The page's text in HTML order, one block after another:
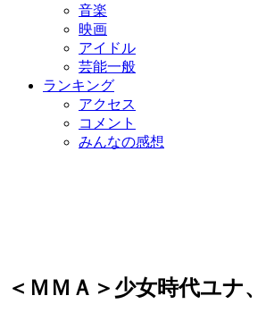
音楽
映画
アイドル
芸能一般
ランキング
アクセス
コメント
みんなの感想
＜ＭＭＡ＞少女時代ユナ